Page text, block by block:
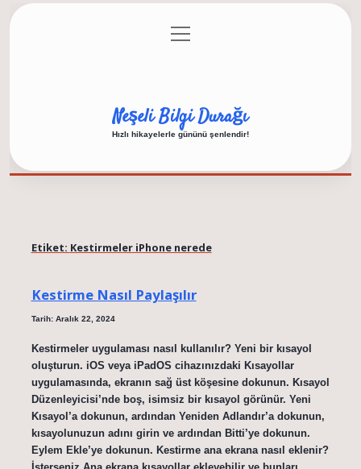
Gizlilik Politikası
menüyü
aç
Neşeli Bilgi Durağı
Hızlı hikayelerle gününü şenlendir!
Etiket: Kestirmeler iPhone nerede
Kestirme Nasıl Paylaşılır
Tarih: Aralık 22, 2024
Kestirmeler uygulaması nasıl kullanılır? Yeni bir kısayol
oluşturun. iOS veya iPadOS cihazınızdaki Kısayollar
uygulamasında, ekranın sağ üst köşesine dokunun. Kısayol
Düzenleyicisi’nde boş, isimsiz bir kısayol görünür. Yeni
Kısayol’a dokunun, ardından Yeniden Adlandır’a dokunun,
kısayolunuzun adını girin ve ardından Bitti’ye dokunun.
Eylem Ekle’ye dokunun. Kestirme ana ekrana nasıl eklenir?